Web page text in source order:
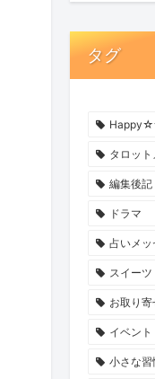
タグ
Happy☆
タロッ
編集後記
ドラマ
占いメッ
スイーツ
お取り寄
イベント
小さな習